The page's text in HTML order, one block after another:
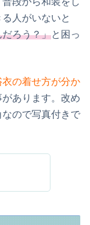
人がいないと
ろう？」と困っ
衣の着せ方が分か
あります。改め
ので写真付きで